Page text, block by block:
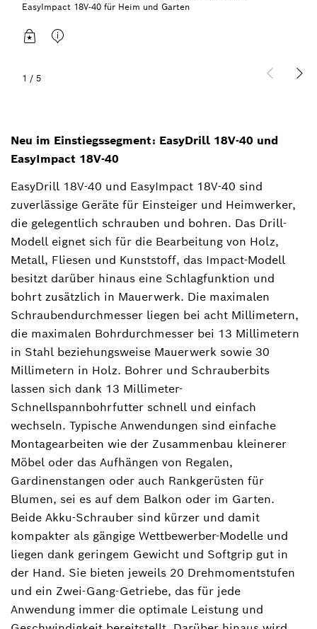
EasyImpact 18V-40 für Heim und Garten
1 / 5
Neu im Einstiegssegment: EasyDrill 18V-40 und
EasyImpact 18V-40
EasyDrill 18V-40 und EasyImpact 18V-40 sind
zuverlässige Geräte für Einsteiger und Heimwerker,
die gelegentlich schrauben und bohren. Das Drill-
Modell eignet sich für die Bearbeitung von Holz,
Metall, Fliesen und Kunststoff, das Impact-Modell
besitzt darüber hinaus eine Schlagfunktion und
bohrt zusätzlich in Mauerwerk. Die maximalen
Schraubendurchmesser liegen bei acht Millimetern,
die maximalen Bohrdurchmesser bei 13 Millimetern
in Stahl beziehungsweise Mauerwerk sowie 30
Millimetern in Holz. Bohrer und Schrauberbits
lassen sich dank 13 Millimeter-
Schnellspannbohrfutter schnell und einfach
wechseln. Typische Anwendungen sind einfache
Montagearbeiten wie der Zusammenbau kleinerer
Möbel oder das Aufhängen von Regalen,
Gardinenstangen oder auch Rankgerüsten für
Blumen, sei es auf dem Balkon oder im Garten.
Beide Akku-Schrauber sind kürzer und damit
kompakter als gängige Wettbewerber-Modelle und
liegen dank geringem Gewicht und Softgrip gut in
der Hand. Sie bieten jeweils 20 Drehmomentstufen
und ein Zwei-Gang-Getriebe, das für jede
Anwendung immer die optimale Leistung und